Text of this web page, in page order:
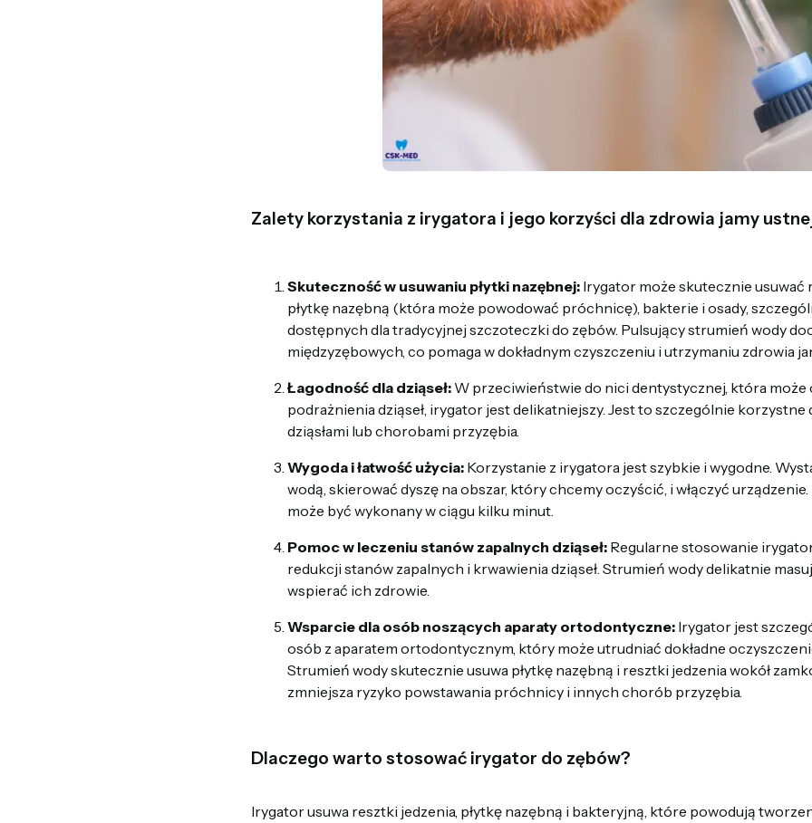
Zalety korzystania z irygatora i jego korzyści dla zdrowia jamy
Skuteczność w usuwaniu płytki nazębnej: Irygator może skutecznie usuwać
płytkę nazębną (która może powodować próchnicę), bakterie i osady,
dostępnych dla tradycyjnej szczoteczki do zębów. Pulsujący strumień wody
międzyzębowych, co pomaga w dokładnym czyszczeniu i utrzymaniu zdrowia
Łagodność dla dziąseł: W przeciwieństwie do nici dentystycznej, która może
podrażnienia dziąseł, irygator jest delikatniejszy. Jest to szczególnie korzystne
dziąsłami lub chorobami przyzębia.
Wygoda i łatwość użycia: Korzystanie z irygatora jest szybkie i wygodne.
wodą, skierować dyszę na obszar, który chcemy oczyścić, i włączyć
może być wykonany w ciągu kilku minut.
Pomoc w leczeniu stanów zapalnych dziąseł: Regularne stosowanie
redukcji stanów zapalnych i krwawienia dziąseł. Strumień wody delikatnie
wspierać ich zdrowie.
Wsparcie dla osób noszących aparaty ortodontyczne: Irygator jest
osób z aparatem ortodontycznym, który może utrudniać dokładne
Strumień wody skutecznie usuwa płytkę nazębną i resztki jedzenia wokół
zmniejsza ryzyko powstawania próchnicy i innych chorób przyzębia.
Dlaczego warto stosować irygator do zębów?
Irygator usuwa resztki jedzenia, płytkę nazębną i bakteryjną, które powodują